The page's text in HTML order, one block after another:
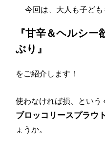
今回は、大人も子ども
『甘辛＆ヘルシー
ぶり 』
をご紹介します！
使わなければ損、という
ブロッコリースプラウ
ょうか。